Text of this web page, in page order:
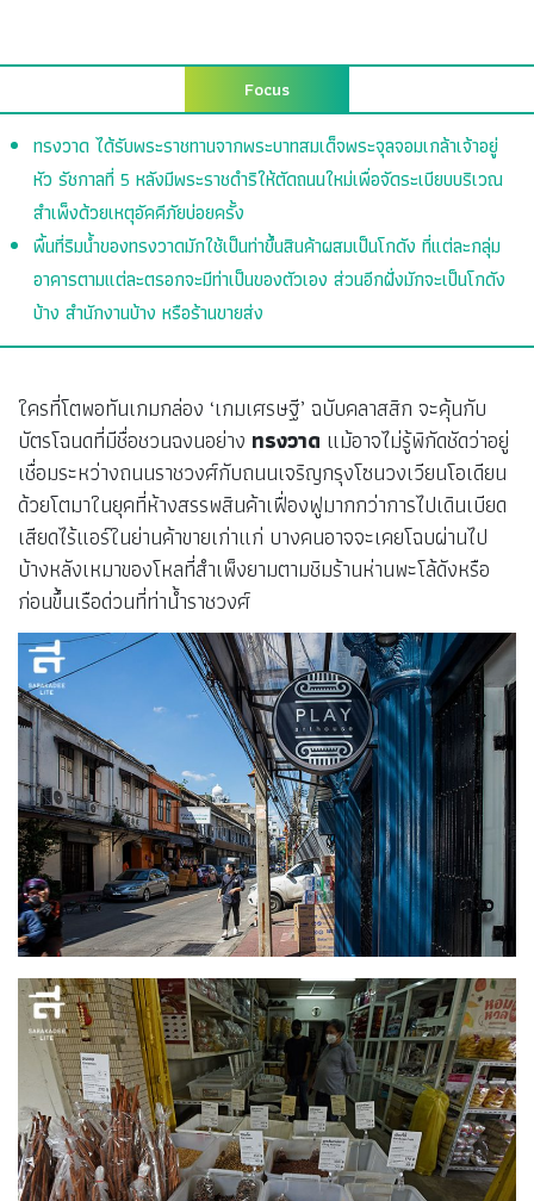
Focus
ทรงวาด ได้รับพระราชทานจากพระบาทสมเด็จพระจุลจอมเกล้าเจ้าอยู่
หัว รัชกาลที่ 5 หลังมีพระราชดำริให้ตัดถนนใหม่เพื่อจัดระเบียบบริเวณ
สำเพ็งด้วยเหตุอัคคีภัยบ่อยครั้ง
พื้นที่ริมน้ำของทรงวาดมักใช้เป็นท่าขึ้นสินค้าผสมเป็นโกดัง ที่แต่ละกลุ่ม
อาคารตามแต่ละตรอกจะมีท่าเป็นของตัวเอง ส่วนอีกฝั่งมักจะเป็นโกดัง
บ้าง สำนักงานบ้าง หรือร้านขายส่ง
ใครที่โตพอทันเกมกล่อง ‘เกมเศรษฐี’ ฉบับคลาสสิก จะคุ้นกับ
บัตรโฉนดที่มีชื่อชวนฉงนอย่าง ทรงวาด แม้อาจไม่รู้พิกัดชัดว่าอยู่
เชื่อมระหว่างถนนราชวงศ์กับถนนเจริญกรุงโซนวงเวียนโอเดียน
ด้วยโตมาในยุคที่ห้างสรรพสินค้าเฟื่องฟูมากกว่าการไปเดินเบียด
เสียดไร้แอร์ในย่านค้าขายเก่าแก่ บางคนอาจจะเคยโฉบผ่านไป
บ้างหลังเหมาของโหลที่สำเพ็งยามตามชิมร้านห่านพะโล้ดังหรือ
ก่อนขึ้นเรือด่วนที่ท่าน้ำราชวงศ์